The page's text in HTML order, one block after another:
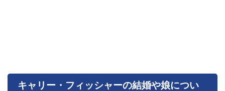
キャリー・フィッシャーの結婚や娘につい